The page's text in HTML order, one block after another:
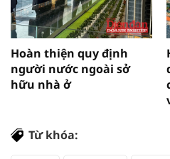
Hoàn thiện quy định
người nước ngoài sở
hữu nhà ở
Từ khóa: